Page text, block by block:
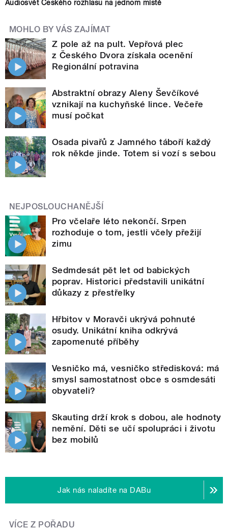
Audiosvět Českého rozhlasu na jednom místě
MOHLO BY VÁS ZAJÍMAT
Z pole až na pult. Vepřová plec
z Českého Dvora získala ocenění
Regionální potravina
Abstraktní obrazy Aleny Ševčíkové
vznikají na kuchyňské lince. Večeře
musí počkat
Osada pivařů z Jamného táboří každý
rok někde jinde. Totem si vozí s sebou
NEJPOSLOUCHANĚJŠÍ
Pro včelaře léto nekončí. Srpen
rozhoduje o tom, jestli včely přežijí
zimu
Sedmdesát pět let od babických
poprav. Historici představili unikátní
důkazy z přestřelky
Hřbitov v Moravči ukrývá pohnuté
osudy. Unikátní kniha odkrývá
zapomenuté příběhy
Vesničko má, vesničko středisková: má
smysl samostatnost obce s osmdesáti
obyvateli?
Skauting drží krok s dobou, ale hodnoty
nemění. Děti se učí spolupráci i životu
bez mobilů
Jak nás naladíte na DABu
VÍCE Z POŘADU